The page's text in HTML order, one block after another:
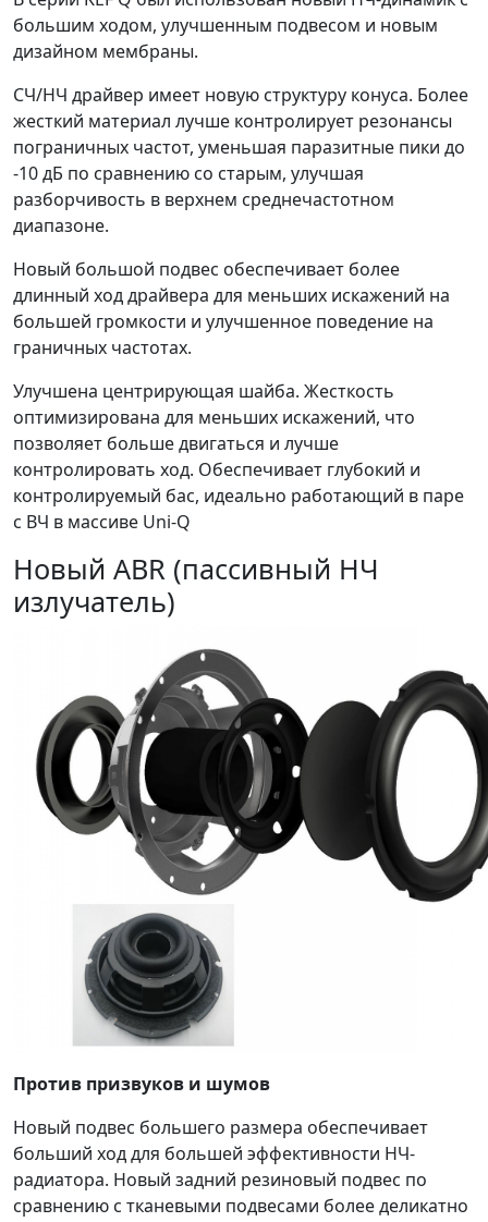
большим ходом, улучшенным подвесом и новым
дизайном мембраны.
СЧ/НЧ драйвер имеет новую структуру конуса. Более
жесткий материал лучше контролирует резонансы
пограничных частот, уменьшая паразитные пики до
-10 дБ по сравнению со старым, улучшая
разборчивость в верхнем среднечастотном
диапазоне.
Новый большой подвес обеспечивает более
длинный ход драйвера для меньших искажений на
большей громкости и улучшенное поведение на
граничных частотах.
Улучшена центрирующая шайба. Жесткость
оптимизирована для меньших искажений, что
позволяет больше двигаться и лучше
контролировать ход. Обеспечивает глубокий и
контролируемый бас, идеально работающий в паре
с ВЧ в массиве Uni-Q
Новый ABR (пассивный НЧ
излучатель)
Против призвуков и шумов
Новый подвес большего размера обеспечивает
больший ход для большей эффективности НЧ-
радиатора. Новый задний резиновый подвес по
сравнению с тканевыми подвесами более деликатно